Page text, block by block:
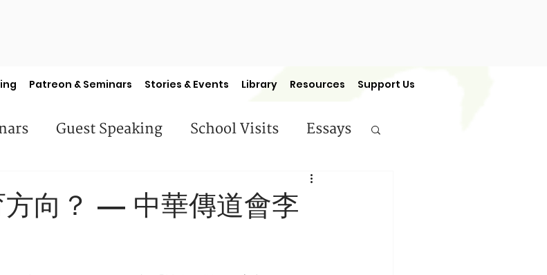
Patreon & Seminars Stories & Events Library Resources Support Us
Guest Speaking School Visits Essays
Sermon Series
方向？ — 中華傳道會李